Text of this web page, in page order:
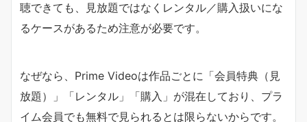
聴できても、見放題ではなくレンタル／購入扱いにな
るケースがあるため注意が必要です。
なぜなら、Prime Videoは作品ごとに「会員特典（見
放題）」「レンタル」「購入」が混在しており、プラ
イム会員でも無料で見られるとは限らないからです。